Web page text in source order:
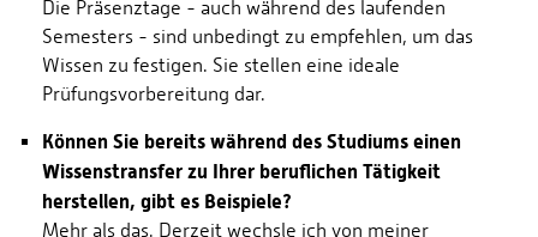
Die Präsenztage - auch während des laufenden
Semesters - sind unbedingt zu empfehlen, um das
Wissen zu festigen. Sie stellen eine ideale
Prüfungsvorbereitung dar.
Können Sie bereits während des Studiums einen
Wissenstransfer zu Ihrer beruflichen Tätigkeit
herstellen, gibt es Beispiele?
Mehr als das. Derzeit wechsle ich von meiner